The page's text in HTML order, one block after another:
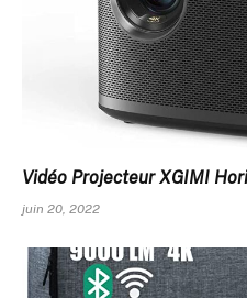
Vidéo Projecteur XGIMI
juin 20, 2022